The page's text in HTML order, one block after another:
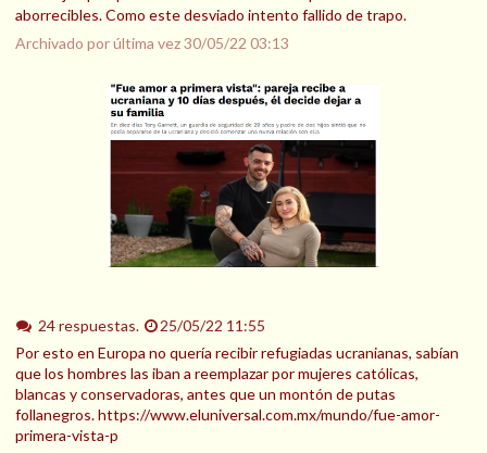
aborrecibles. Como este desviado intento fallido de trapo.
Archivado por última vez30/05/22 03:13
24 respuestas.
25/05/22 11:55
Por esto en Europa no quería recibir refugiadas ucranianas, sabían
que los hombres las iban a reemplazar por mujeres católicas,
blancas y conservadoras, antes que un montón de putas
follanegros. https://www.eluniversal.com.mx/mundo/fue-amor-
primera-vista-p